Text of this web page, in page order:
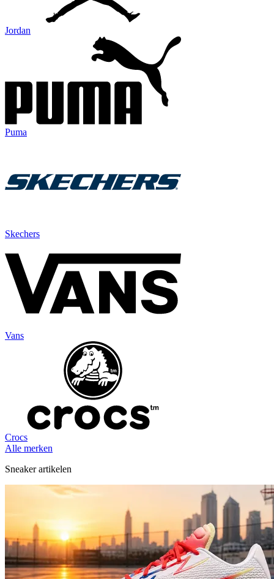
Jordan
Puma
Skechers
Vans
Crocs
Alle merken
Sneaker artikelen